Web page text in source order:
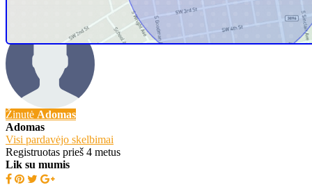
+3706081xxxx
Žinutė Adomas
Adomas
Visi pardavėjo skelbimai
Registruotas prieš 4 metus
Lik su mumis